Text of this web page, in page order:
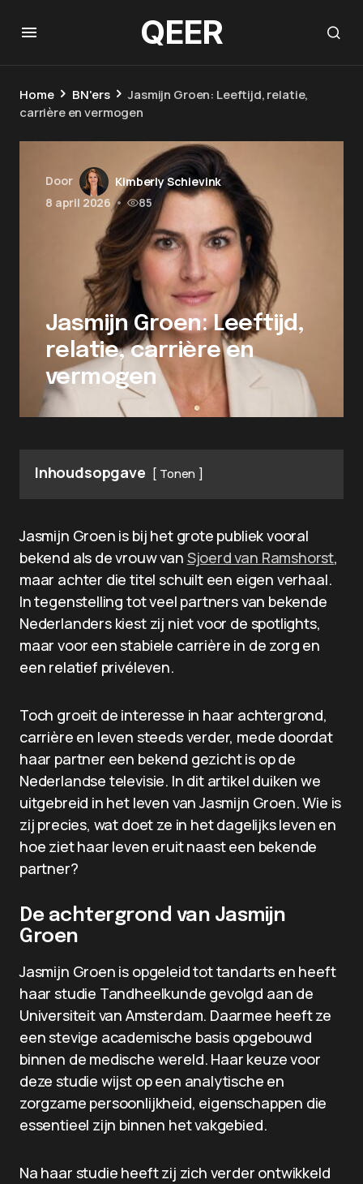
QEER
Home BN'ers
Jasmijn Groen: Leeftijd, relatie,
carrière en vermogen
Door
Kimberly Schievink
8 april 2026 • 85
Jasmijn Groen: Leeftijd,
relatie, carrière en
vermogen
Inhoudsopgave Tonen
Jasmijn Groen is bij het grote publiek vooral
bekend als de vrouw van Sjoerd van Ramshorst,
maar achter die titel schuilt een eigen verhaal.
In tegenstelling tot veel partners van bekende
Nederlanders kiest zij niet voor de spotlights,
maar voor een stabiele carrière in de zorg en
een relatief privéleven.
Toch groeit de interesse in haar achtergrond,
carrière en leven steeds verder, mede doordat
haar partner een bekend gezicht is op de
Nederlandse televisie. In dit artikel duiken we
uitgebreid in het leven van Jasmijn Groen. Wie is
zij precies, wat doet ze in het dagelijks leven en
hoe ziet haar leven eruit naast een bekende
partner?
De achtergrond van Jasmijn
Groen
Jasmijn Groen is opgeleid tot tandarts en heeft
haar studie Tandheelkunde gevolgd aan de
Universiteit van Amsterdam. Daarmee heeft ze
een stevige academische basis opgebouwd
binnen de medische wereld. Haar keuze voor
deze studie wijst op een analytische en
zorgzame persoonlijkheid, eigenschappen die
essentieel zijn binnen het vakgebied.
Na haar studie heeft zij zich verder ontwikkeld